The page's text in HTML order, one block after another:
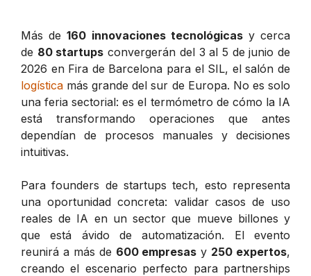
Más de160 innovaciones tecnológicasy cerca
de 80 startups convergerán del 3 al 5 de junio de
2026 en Fira de Barcelona para el SIL, el salón de
logística más grande del sur de Europa. No es solo
una feria sectorial: es el termómetro de cómo la IA
está transformando operaciones que antes
dependían de procesos manuales y decisiones
intuitivas.
Para founders de startups tech, esto representa
una oportunidad concreta: validar casos de uso
reales de IA en un sector que mueve billones y
que está ávido de automatización. El evento
reunirá a más de 600 empresas y 250 expertos,
creando el escenario perfecto para partnerships